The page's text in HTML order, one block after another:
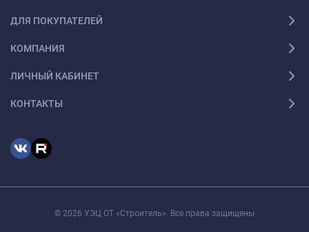
ДЛЯ ПОКУПАТЕЛЕЙ
КОМПАНИЯ
ЛИЧНЫЙ КАБИНЕТ
КОНТАКТЫ
© 2026 УЭЦ ОТ «Строитель». Все права защищены